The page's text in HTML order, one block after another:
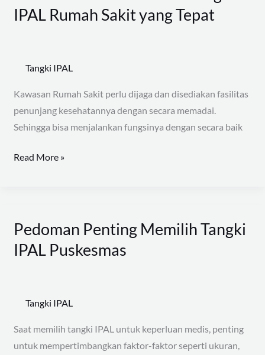
IPAL Rumah Sakit yang Tepat
Tangki IPAL
Kawasan Rumah Sakit perlu dijaga dan disediakan fasilitas
penunjang kesehatannya dengan secara memadai.
Sehingga bisa menjalankan fungsinya dengan secara baik
Utama
Memilih
Rumah
Sakit
yang
Tepat
Read More »
Pedoman Penting Memilih Tangki
IPAL Puskesmas
Tangki IPAL
Saat memilih tangki IPAL untuk keperluan medis, penting
untuk mempertimbangkan faktor-faktor seperti ukuran,
Pedoman
Penting
Memilih
Puskesmas